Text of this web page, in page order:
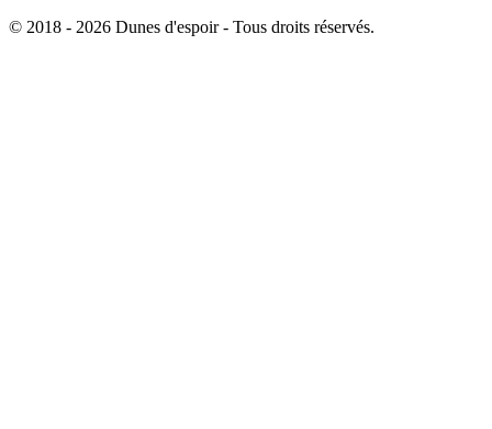
© 2018 - 2026 Dunes d'espoir - Tous droits réservés.